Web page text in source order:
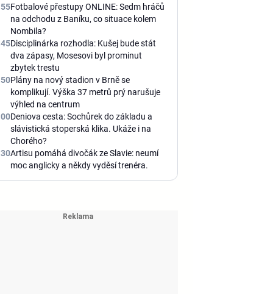
Fotbalové přestupy ONLINE: Sedm hráčů
na odchodu z Baníku, co situace kolem
Nombila?
Disciplinárka rozhodla: Kušej bude stát
dva zápasy, Mosesovi byl prominut
zbytek trestu
Plány na nový stadion v Brně se
komplikují. Výška 37 metrů prý narušuje
výhled na centrum
Deniova cesta: Sochůrek do základu a
slávistická stoperská klika. Ukáže i na
Chorého?
Artisu pomáhá divočák ze Slavie: neumí
moc anglicky a někdy vyděsí trenéra.